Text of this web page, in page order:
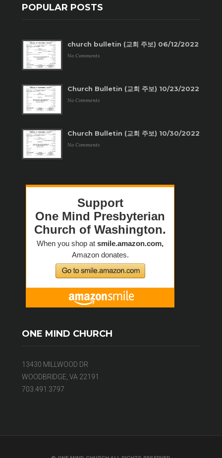
POPULAR POSTS
church bulletin (교회 주보) 06/12/2022
No Comments
Church Bulletin (교회 주보) 10/23/2022
No Comments
Church Bulletin (교회 주보) 10/30/2022
No Comments
ONE MIND CHURCH
13430 MILLWOOD DR
WOODBRIDGE, VA 22191
703.491.3797